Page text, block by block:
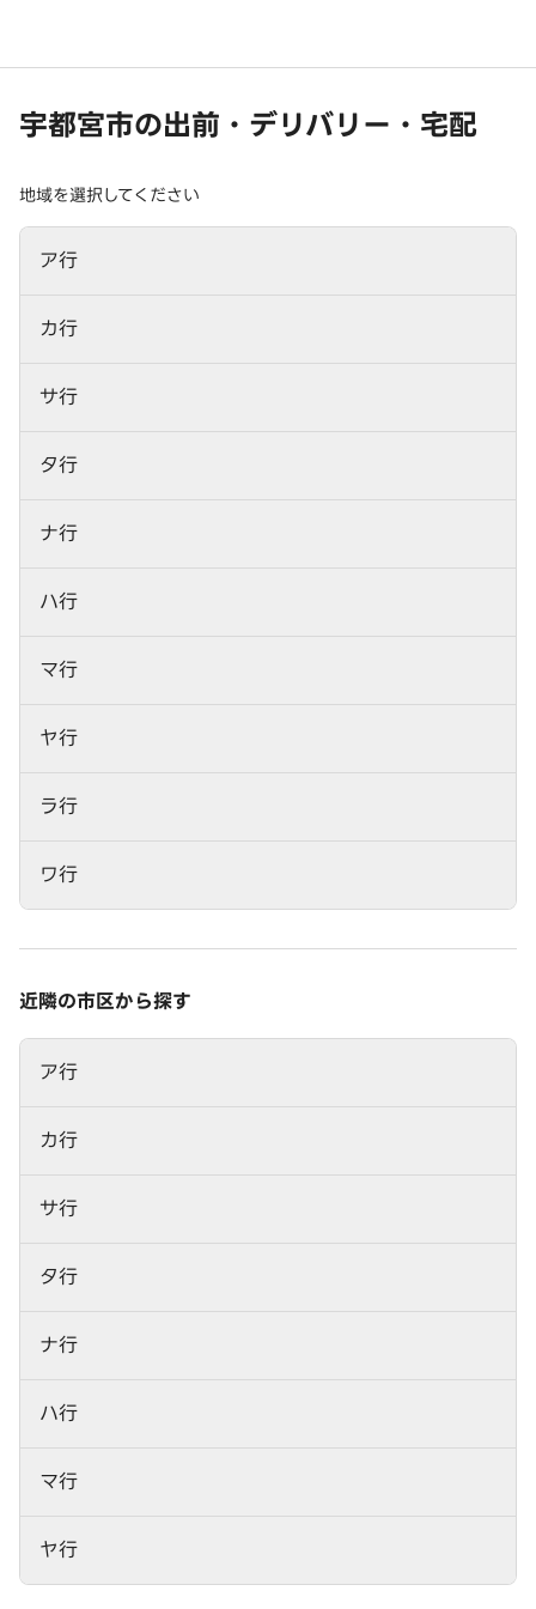
宇都宮市の出前・デリバリー・宅配
地域を選択してください
ア行
カ行
サ行
タ行
ナ行
ハ行
マ行
ヤ行
ラ行
ワ行
近隣の市区から探す
ア行
カ行
サ行
タ行
ナ行
ハ行
マ行
ヤ行